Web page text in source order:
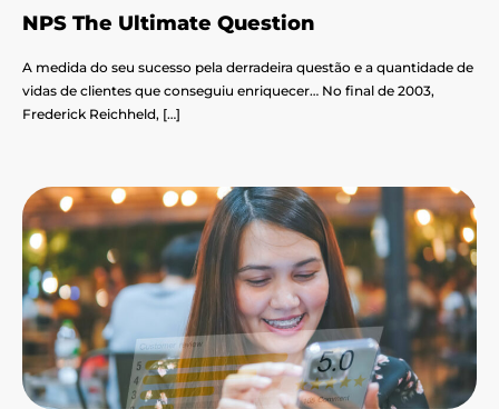
NPS The Ultimate Question
A medida do seu sucesso pela derradeira questão e a quantidade de
vidas de clientes que conseguiu enriquecer… No final de 2003,
Frederick Reichheld, […]